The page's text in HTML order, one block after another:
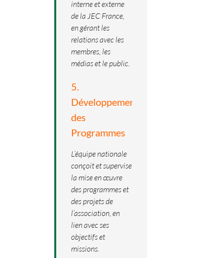
interne et externe
de la JEC France,
en gérant les
relations avec les
membres, les
médias et le public.
5.
Développement
des
Programmes
L’équipe nationale
conçoit et supervise
la mise en œuvre
des programmes et
des projets de
l’association, en
lien avec ses
objectifs et
missions.